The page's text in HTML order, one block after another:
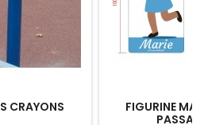
CRAYONS
FIGURINE